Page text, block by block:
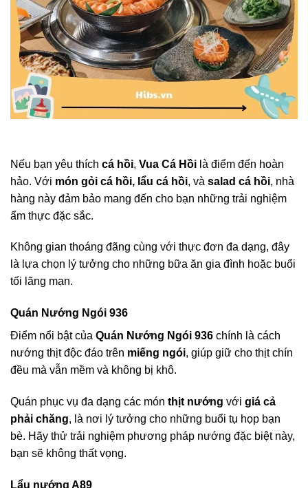
Nếu bạn yêu thích cá hồi, Vua Cá Hồi là điểm đến hoàn
hảo. Với món gỏi cá hồi, lẩu cá hồi, và salad cá hồi, nhà
hàng này đảm bảo mang đến cho bạn những trải nghiệm
ẩm thực đặc sắc.
Không gian thoáng đãng cùng với thực đơn đa dạng, đây
là lựa chọn lý tưởng cho những bữa ăn gia đình hoặc buổi
tối lãng mạn.
Quán Nướng Ngói 936
Điểm nổi bật của Quán Nướng Ngói 936 chính là cách
nướng thịt độc đáo trên miếng ngói, giúp giữ cho thịt chín
đều mà vẫn mềm và không bị khô.
Quán phục vụ đa dạng các món thịt nướng với giá cả
phải chăng, là nơi lý tưởng cho những buổi tụ họp bạn
bè. Hãy thử trải nghiệm phương pháp nướng đặc biệt này,
bạn sẽ không thất vọng.
Lẩu nướng A89